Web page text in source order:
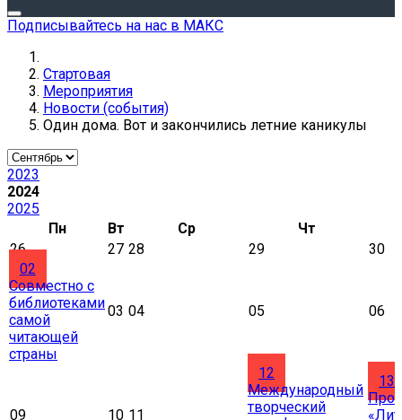
Подписывайтесь на нас в МАКС
Стартовая
Мероприятия
Новости (события)
Один дома. Вот и закончились летние каникулы
2023
2024
2025
Пн
Вт Ср
Чт
26
27 28 29
30
02
Совместно с
библиотеками
самой
читающей
страны
03 04 05 06
09 10 11
12
Международный
творческий
13